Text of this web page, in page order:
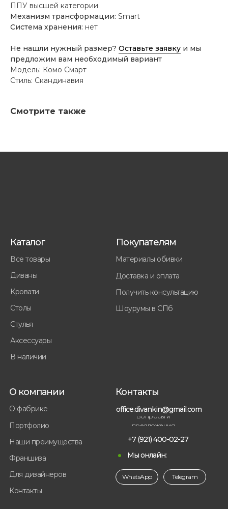
ППУ высшей категории
Механизм трансформации: Smart
Система хранения: нет
Не нашли нужный размер? Оставьте заявку и мы
предложим вам необходимый вариант
Модель: Комо Смарт
Стиль: Скандинавия
Смотрите также
Все товары
Диваны
Кровати
Стулья
Столы
Аксессуары
В наличии
Каталог
Материалы обивки
Доставка и оплата
Получить консультацию
Шоурумы в СПб
Покупателям
О фабрике
Портфолио
Наши преимущества
Франшиза
О компании
Контакты
Контакты
office.divankin@gmail.com
Вопросы и
предложения
+7 (921) 400-02-27
Мы онлайн:
WhatsApp Telegram
Для дизайнеров